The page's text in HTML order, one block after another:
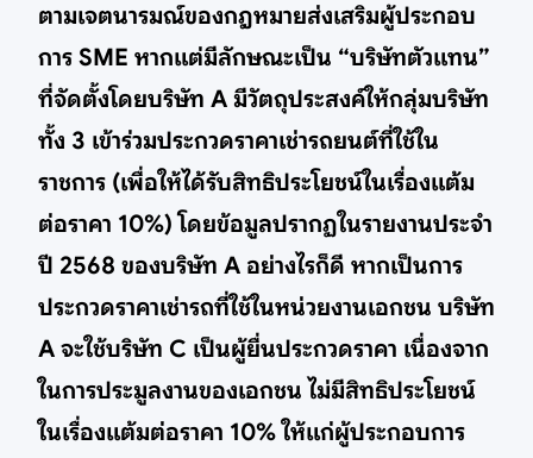
ตามเจตนารมณ์ของกฎหมายส่งเสริมผู้ประกอบ
การ SME หากแต่มีลักษณะเป็น “บริษัทตัวแทน”
ที่จัดตั้งโดยบริษัท A มีวัตถุประสงค์ให้กลุ่มบริษัท
ทั้ง 3 เข้าร่วมประกวดราคาเช่ารถยนต์ที่ใช้ใน
ราชการ (เพื่อให้ได้รับสิทธิประโยชน์ในเรื่องแต้ม
ต่อราคา 10%) โดยข้อมูลปรากฏในรายงานประจำ
ปี 2568 ของบริษัท A อย่างไรก็ดี หากเป็นการ
ประกวดราคาเช่ารถที่ใช้ในหน่วยงานเอกชน บริษัท
A จะใช้บริษัท C เป็นผู้ยื่นประกวดราคา เนื่องจาก
ในการประมูลงานของเอกชน ไม่มีสิทธิประโยชน์
ในเรื่องแต้มต่อราคา 10% ให้แก่ผู้ประกอบการ